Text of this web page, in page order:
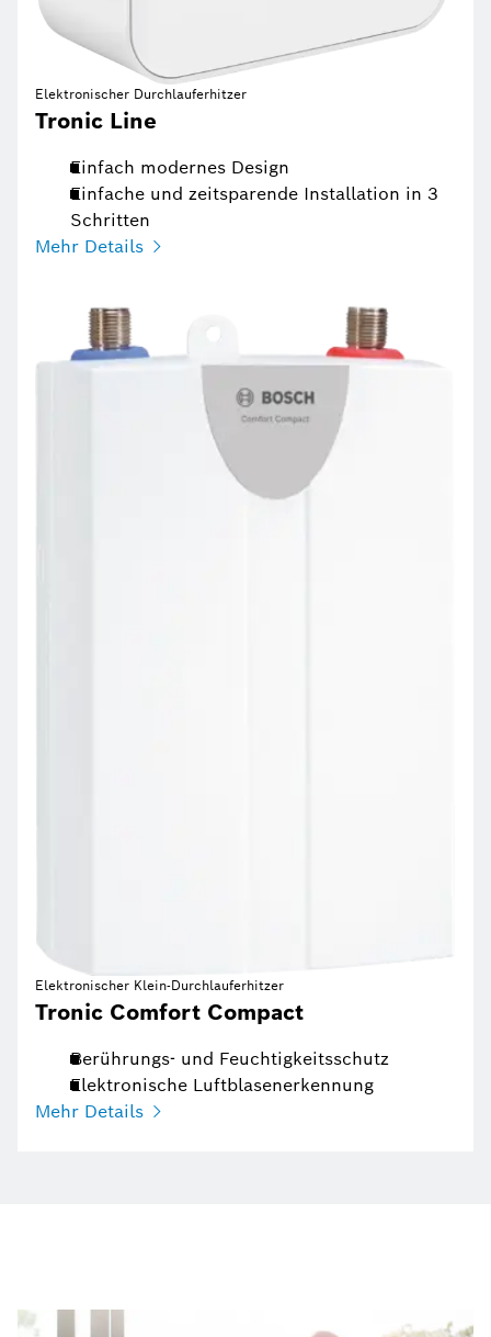
Elektronischer Durchlauferhitzer
Tronic Line
Einfach modernes Design
Einfache und zeitsparende Installation in 3
Schritten
Mehr Details
Elektronischer Klein-Durchlauferhitzer
Tronic Comfort Compact
Berührungs- und Feuchtigkeitsschutz
Elektronische Luftblasenerkennung
Mehr Details